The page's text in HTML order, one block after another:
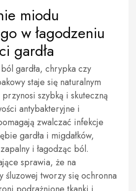
miodu
w łagodzeniu
gardła
gardła, chrypka czy
staje się naturalnym
szybką i skuteczną
antybakteryjne i
zwalczać infekcje
gardła i migdałków,
i łagodząc ból.
sprawia, że na
śluzowej tworzy się ochronna